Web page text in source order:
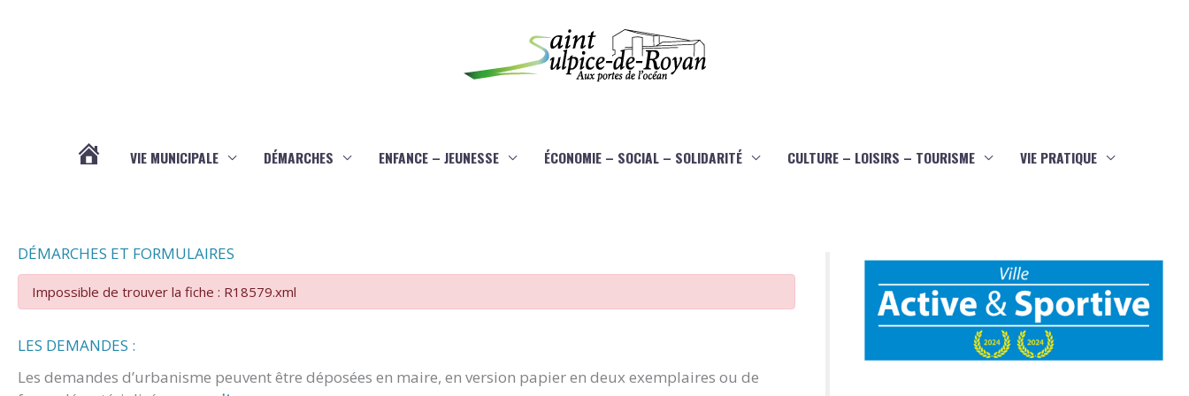
VIE MUNICIPALE DÉMARCHES ENFANCE – JEUNESSE ÉCONOMIE – SOCIAL – SOLIDARITÉ CULTURE – LOISIRS – TOURISME VIE PRATIQUE
DÉMARCHES ET FORMULAIRES
Impossible de trouver la fiche : R18579.xml
LES DEMANDES :
Les demandes d’urbanisme peuvent être déposées en maire, en version papier en deux exemplaires ou de